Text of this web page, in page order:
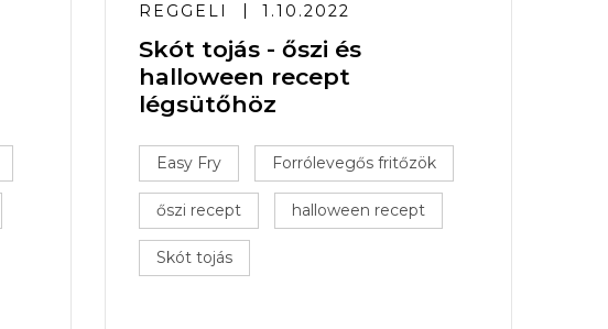
REGGELI 1.10.2022
Skót tojás - őszi és
halloween recept
légsütőhöz
Easy Fry Forrólevegős fritőzök
őszi recept halloween recept
Skót tojás